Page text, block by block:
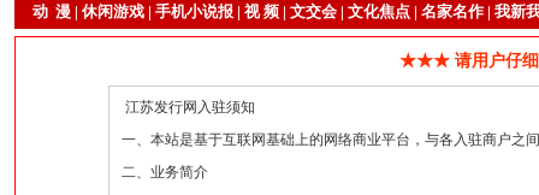
动 漫| 休闲游戏| 手机小说报| 视 频| 文交会| 文化焦点| 名家名作| 我新
★★★ 请用户仔细
江苏发行网入驻须知
一、本站是基于互联网基础上的网络商业平台，与各入驻商户之
二、业务简介